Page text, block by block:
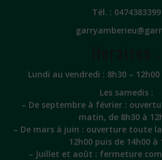
Tél. : 0474383399
Lundi au vendredi : 8h30 –
Les samedis :
– De septembre à février :
matin, de 8h30 à
– De mars à juin : ouverture toute
12h00 puis de 14h00 à
– Juillet et août : fermeture